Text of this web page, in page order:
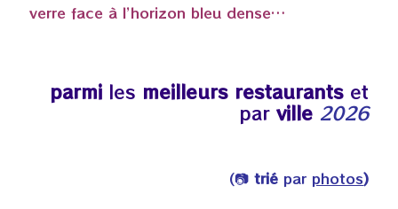
verre face à l’horizon bleu dense…
parmi les meilleurs restaurants et
par ville 2026
(📷 trié par photos)